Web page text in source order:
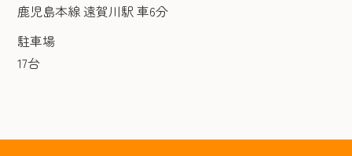
鹿児島本線 遠賀川駅 車6分
駐車場
17台